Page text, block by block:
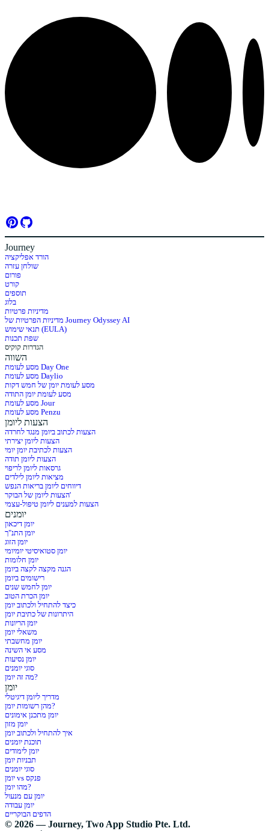
Journey
הורד אפליקציה
שולחן עזרה
פורום
קורט
תוספים
בלוג
מדיניות פרטיות
מדיניות הפרטיות של Journey Odyssey AI
תנאי שימוש (EULA)
שפת תכנות
הגדרות קוקיס
השווה
מסע לעומת Day One
מסע לעומת Daylio
מסע לעומת יומן של חמש דקות
מסע לעומת יומן התודה
מסע לעומת Jour
מסע לעומת Penzu
הצעות ליומן
הצעות לכתוב ביומן מנגד לחרדה
הצעות ליומן יצירתי
הצעות לכתיבת יומן יומי
הצעות ליומן תודה
גרסאות ליומן לריפוי
מציאות ליומן לילדים
דיווחים ליומן בריאות הנפש
הצעות ליומן של הבוקר'
הצעות למענים ליומן טיפול-עצמי
יומנים
יומן דיכאון
יומן התנ"ך
יומן הזוג
יומן סטואיסיטי יומיומי
יומן חלומות
הגנה מקצה לקצה ביומן
רישומים ביומן
יומן לחמש שנים
יומן הכרת הטוב
כיצד להתחיל ולכתוב יומן
היתרונות של כתיבת יומן
יומן הריונות
משאלי יומן
יומן מחשבתי
מסע אי השינה
יומן נסיעות
סוגי יומנים
מה זה יומן?
יומן
מדריך ליומן דיגיטלי
מהן רשומות יומן?
יומן מתכנן אימונים
יומן מזון
איך להתחיל ולכתוב יומן
תוכנת יומנים
יומן לימודים
תבניות יומן
סוגי יומנים
יומן vs פנקס
מהו יומן?
יומן עם מנעול
יומן עבודה
הדפים הבוקריים
© 2026 — Journey, Two App Studio Pte. Ltd.